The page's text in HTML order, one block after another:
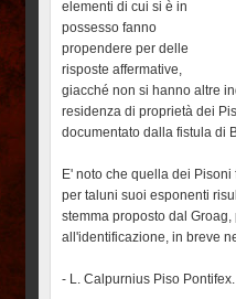
elementi di cui si è in
possesso fanno
propendere per delle
risposte affermative,
giacché non si hanno altre
residenza di proprietà dei
documentato dalla fistula di
E' noto che quella dei
per taluni suoi esponenti
stemma proposto dal
all'identificazione, in breve
- L. Calpurnius Piso Pontifex.